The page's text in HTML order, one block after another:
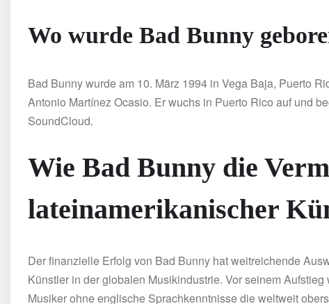
Wo wurde Bad Bunny
Bad Bunny wurde am 10. März 1994 in Vega Baja, Puerto
Antonio Martínez Ocasio. Er wuchs in Puerto Rico auf und
SoundCloud.
Wie Bad Bunny die
lateinamerikanischer
Der finanzielle Erfolg von Bad Bunny hat weitreichende
Künstler in der globalen Musikindustrie. Vor seinem
Musiker ohne englische Sprachkenntnisse die weltweit